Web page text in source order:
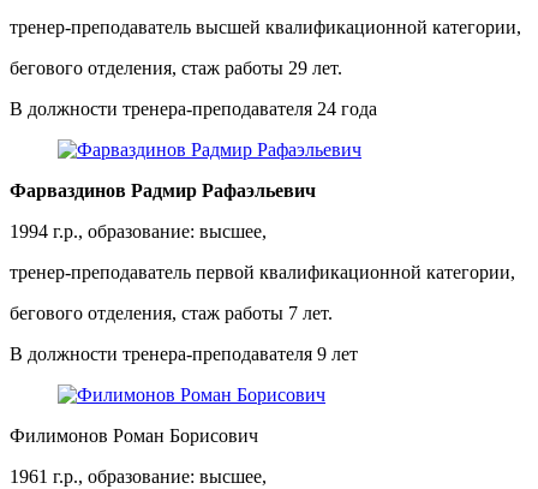
тренер-преподаватель высшей квалификационной категории,
бегового отделения, стаж работы 29 лет.
В должности тренера-преподавателя 24 года
Фарваздинов Радмир Рафаэльевич
1994 г.р., образование: высшее,
тренер-преподаватель первой квалификационной категории,
бегового отделения, стаж работы 7 лет.
В должности тренера-преподавателя 9 лет
Филимонов Роман Борисович
1961 г.р., образование: высшее,